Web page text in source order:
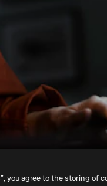
you agree to the storing of